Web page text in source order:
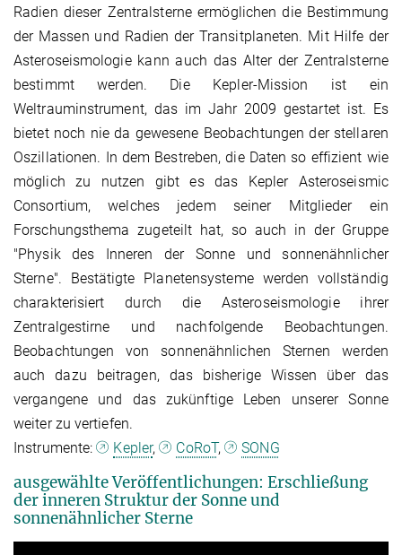
Radien dieser Zentralsterne ermöglichen die Bestimmung
der Massen und Radien der Transitplaneten. Mit Hilfe der
Asteroseismologie kann auch das Alter der Zentralsterne
bestimmt werden. Die Kepler-Mission ist ein
Weltrauminstrument, das im Jahr 2009 gestartet ist. Es
bietet noch nie da gewesene Beobachtungen der stellaren
Oszillationen. In dem Bestreben, die Daten so effizient wie
möglich zu nutzen gibt es das Kepler Asteroseismic
Consortium, welches jedem seiner Mitglieder ein
Forschungsthema zugeteilt hat, so auch in der Gruppe
"Physik des Inneren der Sonne und sonnenähnlicher
Sterne". Bestätigte Planetensysteme werden vollständig
charakterisiert durch die Asteroseismologie ihrer
Zentralgestirne und nachfolgende Beobachtungen.
Beobachtungen von sonnenähnlichen Sternen werden
auch dazu beitragen, das bisherige Wissen über das
vergangene und das zukünftige Leben unserer Sonne
weiter zu vertiefen.
Instrumente:
Kepler, CoRoT, SONG
ausgewählte Veröffentlichungen: Erschließung
der inneren Struktur der Sonne und
sonnenähnlicher Sterne